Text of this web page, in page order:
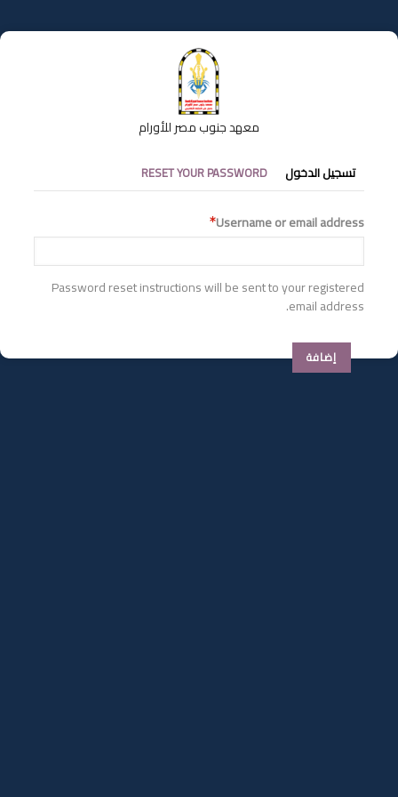
إلى
المحتوى
معهد جنوب مصر للأورام
التبويبات
الأساسية
تسجيل الدخول RESET YOUR PASSWORD
Username or email address
Password reset instructions will be sent to your registered
email address.